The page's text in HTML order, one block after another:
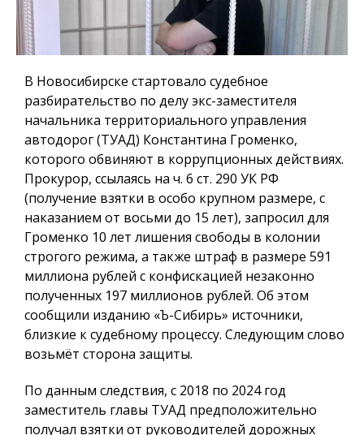
В Новосибирске стартовало судебное
разбирательство по делу экс-заместителя
начальника территориального управления
автодорог (ТУАД) Константина Громенко,
которого обвиняют в коррупционных действиях.
Прокурор, ссылаясь на ч. 6 ст. 290 УК РФ
(получение взятки в особо крупном размере, с
наказанием от восьми до 15 лет), запросил для
Громенко 10 лет лишения свободы в колонии
строгого режима, а также штраф в размере 591
миллиона рублей с конфискацией незаконно
полученных 197 миллионов рублей. Об этом
сообщили изданию «Ъ-Сибирь» источники,
близкие к судебному процессу. Следующим слово
возьмёт сторона защиты.
По данным следствия, с 2018 по 2024 год
заместитель главы ТУАД предположительно
получал взятки от руководителей дорожных